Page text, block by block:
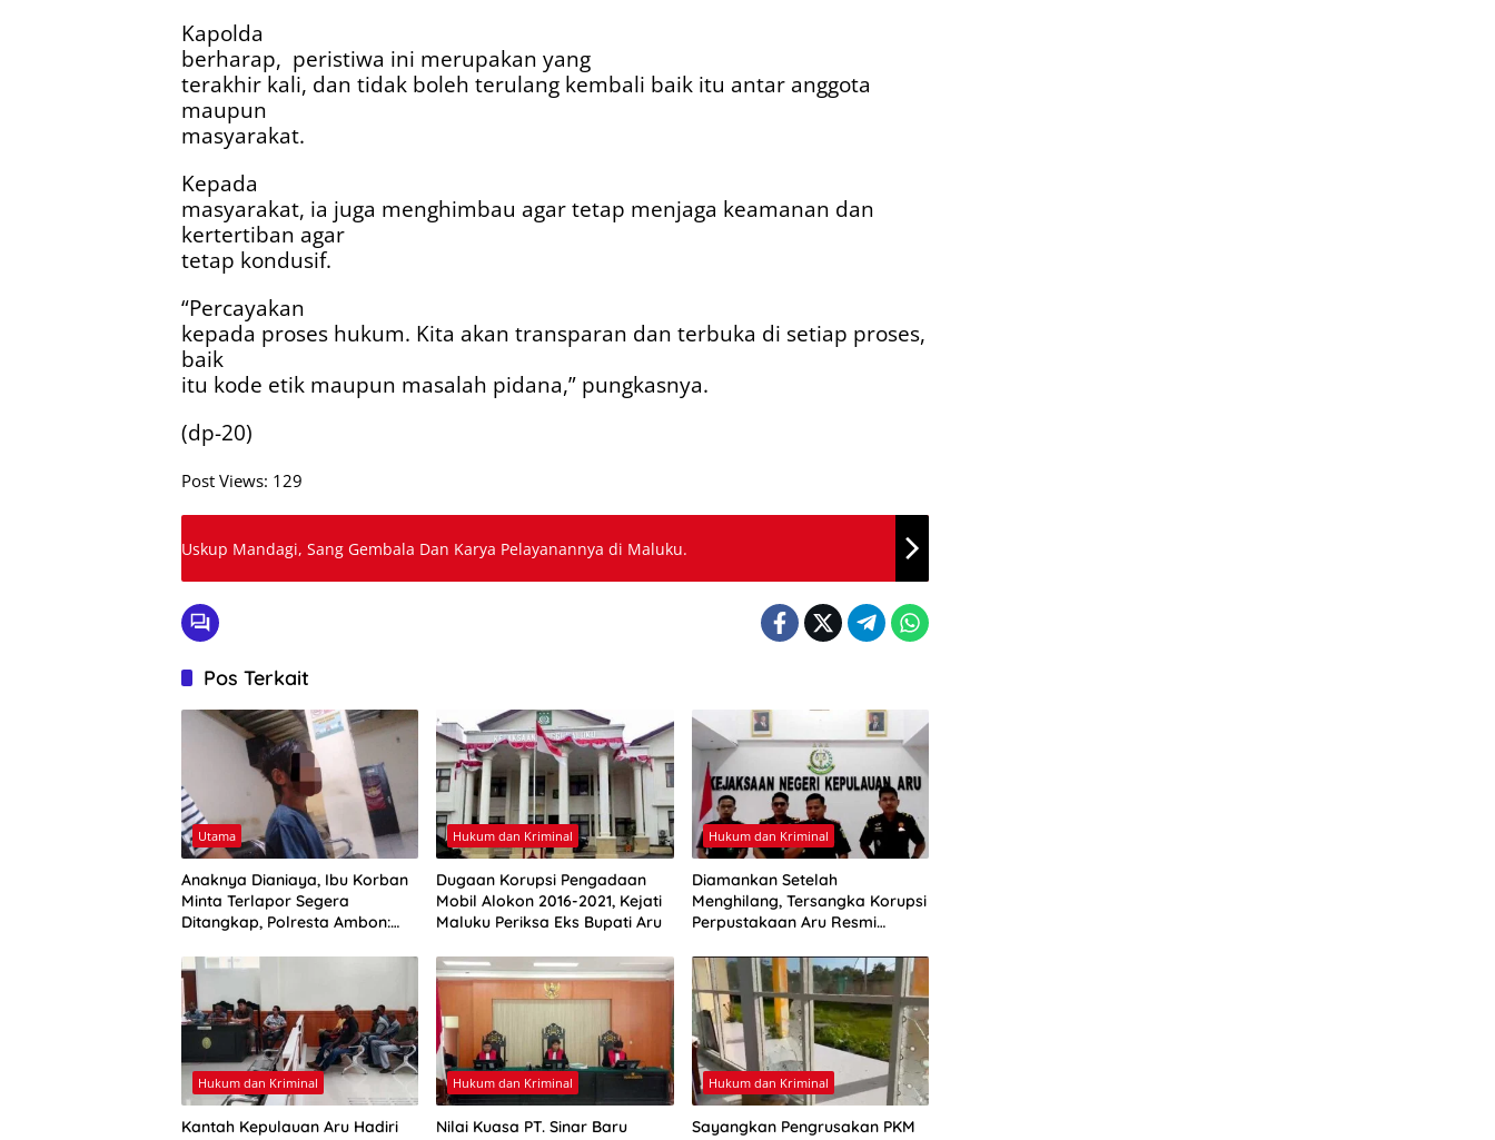
Kapolda
berharap, peristiwa ini merupakan yang
terakhir kali, dan tidak boleh terulang kembali baik itu antar anggota
maupun
masyarakat.
Kepada
masyarakat, ia juga menghimbau agar tetap menjaga keamanan dan
kertertiban agar
tetap kondusif.
“Percayakan
kepada proses hukum. Kita akan transparan dan terbuka di setiap proses,
baik
itu kode etik maupun masalah pidana,” pungkasnya.
(dp-20)
Post Views: 129
Uskup Mandagi, Sang Gembala Dan Karya Pelayanannya di Maluku.
Pos Terkait
Utama
Anaknya Dianiaya, Ibu Korban
Minta Terlapor Segera
Ditangkap, Polresta Ambon:
Hukum dan Kriminal
Dugaan Korupsi Pengadaan
Mobil Alokon 2016-2021, Kejati
Maluku Periksa Eks Bupati Aru
Hukum dan Kriminal
Diamankan Setelah
Menghilang, Tersangka Korupsi
Perpustakaan Aru Resmi
Hukum dan Kriminal
Kantah Kepulauan Aru Hadiri
Hukum dan Kriminal
Nilai Kuasa PT. Sinar Baru
Hukum dan Kriminal
Sayangkan Pengrusakan PKM